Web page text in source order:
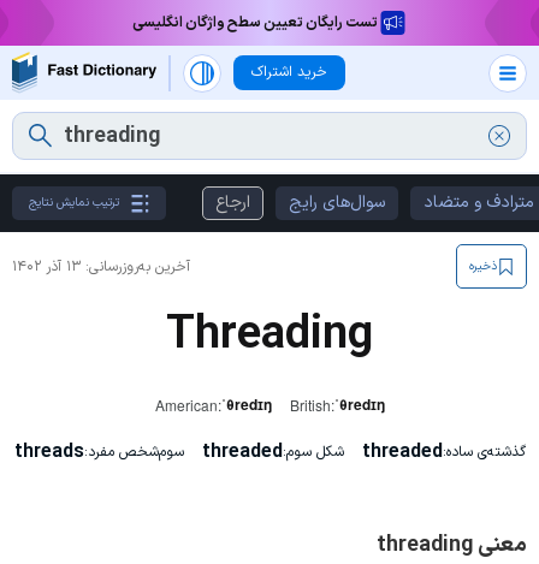
تست رایگان تعیین سطح واژگان انگلیسی
خرید اشتراک
مترادف و متضاد سوال‌های رایج ارجاع ترتیب نمایش نتایج
آخرین به‌روزرسانی: ۱۳ آذر ۱۴۰۲ ذخیره
Threading
American:ˈθredɪŋ British:ˈθredɪŋ
گذشته‌ی ساده:threaded شکل سوم:threaded سوم‌شخص مفرد:threads
معنی threading